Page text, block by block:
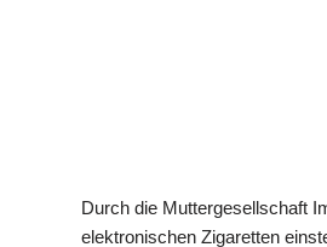
Durch die Muttergesellschaft
elektronischen Zigaretten